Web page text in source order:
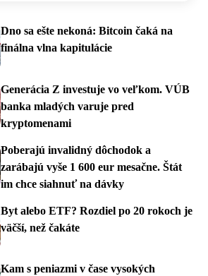
Dno sa ešte nekoná: Bitcoin čaká na
finálna vlna kapitulácie
Generácia Z investuje vo veľkom. VÚB
banka mladých varuje pred
kryptomenami
Poberajú invalidný dôchodok a
zarábajú vyše 1 600 eur mesačne. Štát
im chce siahnuť na dávky
Byt alebo ETF? Rozdiel po 20 rokoch je
väčší, než čakáte
Kam s peniazmi v čase vysokých